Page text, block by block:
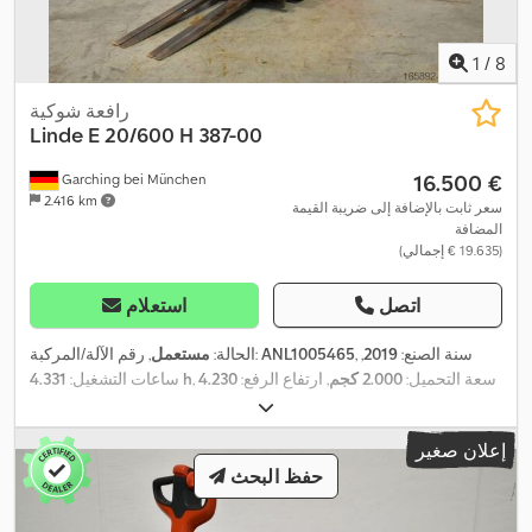
1 / 8
Garching bei München
2.416 km
رافعة شوكية
Linde E 20/600 H 387-00
‏16.500 €
سعر ثابت بالإضافة إلى ضريبة القيمة
المضافة
(‏19.635 € إجمالي)
استعلام اتصل
الحالة: مستعمل , رقم الآلة/المركبة:ANL1005465 , سنة الصنع:2019
,
ساعات التشغيل: 4.331 h , سعة التحميل:2.000 كجم , ارتفاع الرفع:4.230
, مركز تحميل الحمولة:
سيمبلكس, سعة البطارية:620 آه , جهد البطارية: 80 V, عرض إطار
الشوكة:
1.080 مم , طول الشوكات:1.200 مم
, مقاس الإطار الأمامي:
23x9-10
, مقاس الإطار الخلفي:180/60-10 , وزن فارغ:4.813 كجم
,
, الطول الكلي:2.352 مم , العرض الكلي:1.150
إعلان صغير
حفظ البحث